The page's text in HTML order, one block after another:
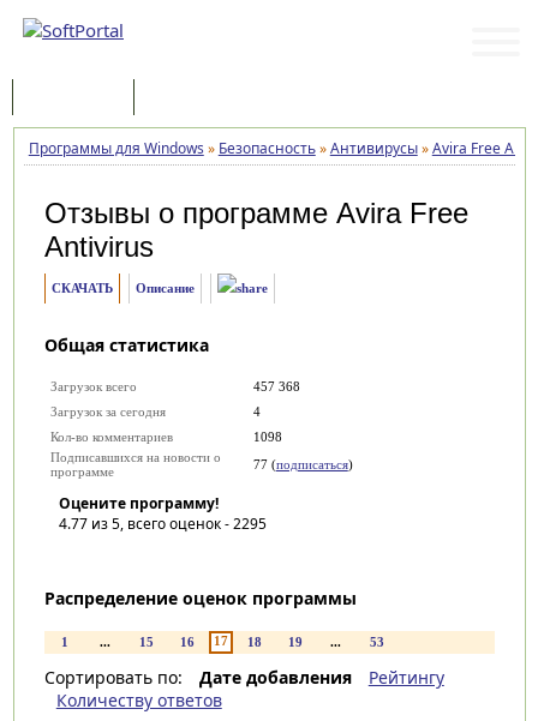
Программы для Windows » Безопасность»Антивирусы»Avira Free
Отзывы о программе Avira Free
Antivirus
СКАЧАТЬ Описание
Общая статистика
Загрузок всего
457 368
Загрузок за сегодня
4
Кол-во комментариев
1098
Подписавшихся на новости о
программе
77 (подписаться)
Оцените программу!
4.77из 5, всего оценок -2295
Распределение оценок программы
1 ... 15 16 17 18 19 ... 53
Сортировать по: Дате добавления
Рейтингу
Количеству ответов